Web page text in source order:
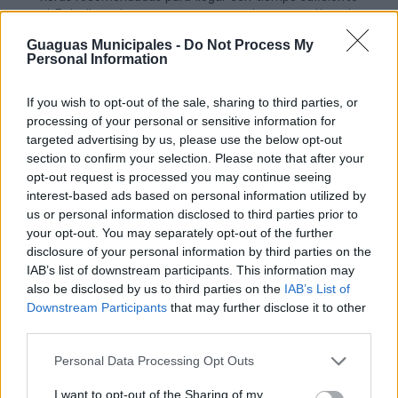
Guaguas Municipales - Do Not Process My
Personal Information
If you wish to opt-out of the sale, sharing to third parties, or
processing of your personal or sensitive information for
targeted advertising by us, please use the below opt-out
section to confirm your selection. Please note that after your
opt-out request is processed you may continue seeing
interest-based ads based on personal information utilized by
us or personal information disclosed to third parties prior to
your opt-out. You may separately opt-out of the further
disclosure of your personal information by third parties on the
IAB’s list of downstream participants. This information may
also be disclosed by us to third parties on the IAB’s List of
Downstream Participants that may further disclose it to other
Personal Data Processing Opt Outs
I want to opt-out of the Sharing of my
al Estadio, a la vez que se encuentran operativas la
Línea 44 (Santa Catalina-Isla Perdida), que cuenta con
parada en el Estadio (Hoya de la Gallina) en sentido ida y
en la Avenida Pintor Felo Monzón (frente Hipercor) en
Andrea), que tiene parada en la Avenida Pintor Felo
Monzón, 37 (ida) y frente a Hipercor (sentido Ciudad
Baja, vuelta).
Desde el Teatro, además del servicio especial ‘Fútbol’,
se puede tomar la Línea 91, que dispone de parada en el
centro comercial Siete Palmas, a escasos 100 metros
de la confluencia entre las gradas Curva y Sur del
Estadio de Gran Canaria. Esta línea, desde el Teatro,
tiene salidas recomendadas para asistir al partido a las
18:45, 19:10 y 19:35 horas; al tiempo que desde la
terminal del Intercambiador de Tamaraceite parte a las
19:10 19:35 y 20:00 horas. Todos los horarios se
encuentran disponibles en la sección ‘Tu línea’ de la
Servicio especial y gratuito de Vela Latina